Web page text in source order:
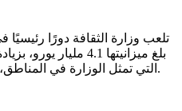
، التي تمثل الوزارة في المناطق، جزءًا من هذه المنح.